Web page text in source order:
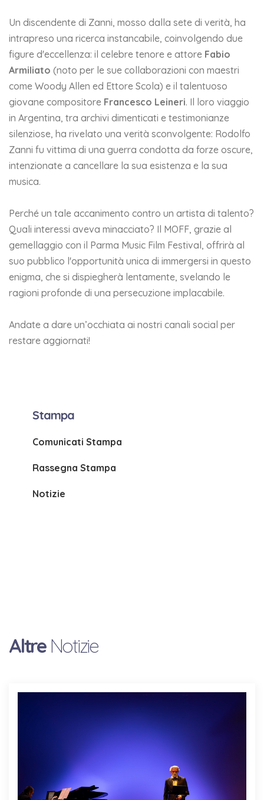
Un discendente di Zanni, mosso dalla sete di verità, ha
intrapreso una ricerca instancabile, coinvolgendo due
figure d'eccellenza: il celebre tenore e attore Fabio
Armiliato (noto per le sue collaborazioni con maestri
come Woody Allen ed Ettore Scola) e il talentuoso
giovane compositore Francesco Leineri. Il loro viaggio
in Argentina, tra archivi dimenticati e testimonianze
silenziose, ha rivelato una verità sconvolgente: Rodolfo
Zanni fu vittima di una guerra condotta da forze oscure,
intenzionate a cancellare la sua esistenza e la sua
musica.
Perché un tale accanimento contro un artista di talento?
Quali interessi aveva minacciato? Il MOFF, grazie al
gemellaggio con il Parma Music Film Festival, offrirà al
suo pubblico l'opportunità unica di immergersi in questo
enigma, che si dispiegherà lentamente, svelando le
ragioni profonde di una persecuzione implacabile.
Andate a dare un’occhiata ai nostri canali social per
restare aggiornati!
Stampa
Comunicati Stampa
Rassegna Stampa
Notizie
Altre Notizie